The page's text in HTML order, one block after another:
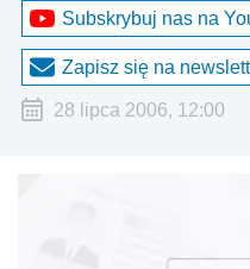
Subskrybuj nas na
Zapisz się na
28 lipca 2006, 12:00